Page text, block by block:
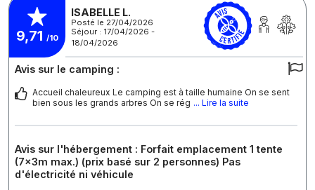
9,71 /10
ISABELLE L.
Posté le 27/04/2026
Séjour : 17/04/2026 -
18/04/2026
Avis sur le camping :
Accueil chaleureux Le camping est à taille humaine On se sent
bien sous les grands arbres On se rég ... Lire la suite
Avis sur l'hébergement : Forfait emplacement 1 tente
(7x3m max.) (prix basé sur 2 personnes) Pas
d'électricité ni véhicule